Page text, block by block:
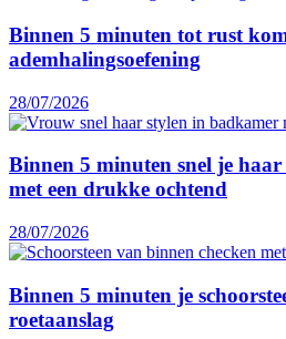
Binnen 5 minuten tot rust
ademhalingsoefening
28/07/2026
Binnen 5 minuten snel je
met een drukke ochtend
28/07/2026
Binnen 5 minuten je
roetaanslag